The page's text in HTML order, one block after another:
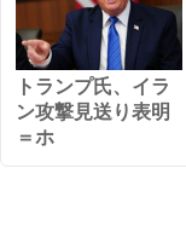
トランプ氏、イラ
ン攻撃見送り表明
＝ホ